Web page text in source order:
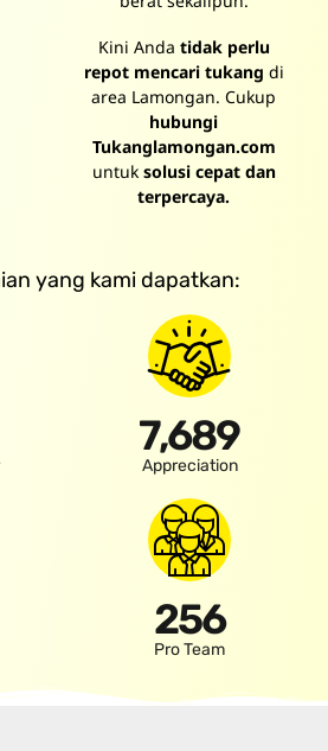
Kini Anda tidak perlu
repot mencari tukang di
area Lamongan. Cukup
hubungi
Tukanglamongan.com
untuk solusi cepat dan
terpercaya.
yang kami dapatkan:
Appreciation
7,689
Pro Team
256